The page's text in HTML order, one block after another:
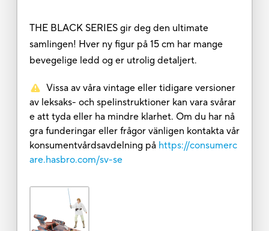
THE BLACK SERIES gir deg den ultimate
samlingen! Hver ny figur på 15 cm har mange
bevegelige ledd og er utrolig detaljert.
Vissa av våra vintage eller tidigare versioner
av leksaks- och spelinstruktioner kan vara svårar
e att tyda eller ha mindre klarhet. Om du har nå
gra funderingar eller frågor vänligen kontakta vår
konsumentvårdsavdelning på https://consumerc
are.hasbro.com/sv-se